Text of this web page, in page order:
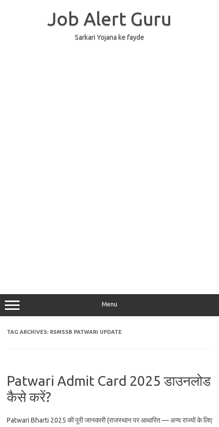
Job Alert Guru
Sarkari Yojana ke fayde
Menu
TAG ARCHIVES: RSMSSB PATWARI UPDATE
Patwari Admit Card 2025 डाउनलोड
कैसे करें?
Patwari Bharti 2025 की पूरी जानकारी (राजस्थान पर आधारित — अन्य राज्यों के लिए